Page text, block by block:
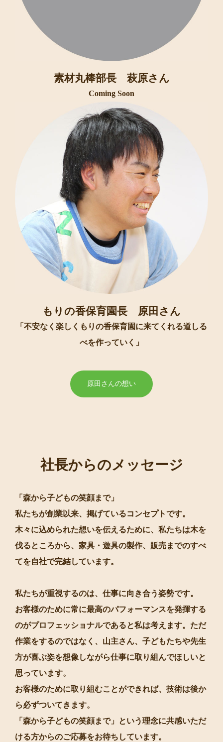
素材丸棒部長 萩原さん
Coming Soon
もりの香保育園長 原田さん
「不安なく楽しくもりの香保育園に来てくれる道しる
べを作っていく」
原田さんの想い
社長からのメッセージ
「森から子どもの笑顔まで」
私たちが創業以来、掲げているコンセプトです。
木々に込められた想いを伝えるために、私たちは木を
伐るところから、家具・遊具の製作、販売までのすべ
てを自社で完結しています。
私たちが重視するのは、仕事に向き合う姿勢です。
お客様のために常に最高のパフォーマンスを発揮する
のがプロフェッショナルであると私は考えます。ただ
作業をするのではなく、山主さん、子どもたちや先生
方が喜ぶ姿を想像しながら仕事に取り組んでほしいと
思っています。
お客様のために取り組むことができれば、技術は後か
ら必ずついてきます。
「森から子どもの笑顔まで」という理念に共感いただ
ける方からのご応募をお待ちしています。